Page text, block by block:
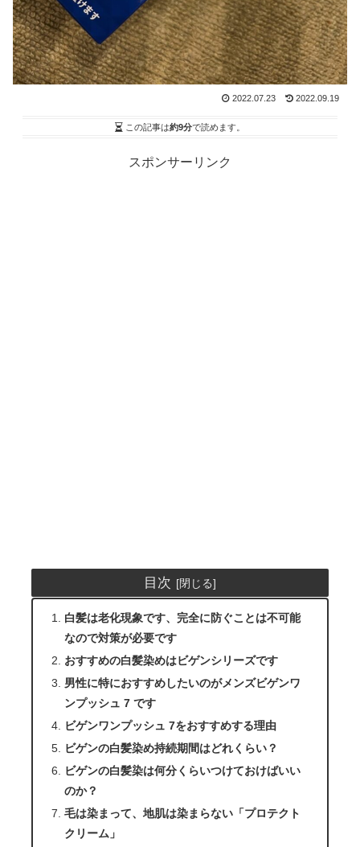
2022.07.23 2022.09.19
この記事は約9分で読めます。
スポンサーリンク
目次
白髪は老化現象です、完全に防ぐことは不可能
なので対策が必要です
おすすめの白髪染めはビゲンシリーズです
男性に特におすすめしたいのがメンズビゲンワ
ンプッシュ 7 です
ビゲンワンプッシュ 7をおすすめする理由
ビゲンの白髪染め持続期間はどれくらい？
ビゲンの白髪染は何分くらいつけておけばいい
のか？
毛は染まって、地肌は染まらない「プロテクト
クリーム」